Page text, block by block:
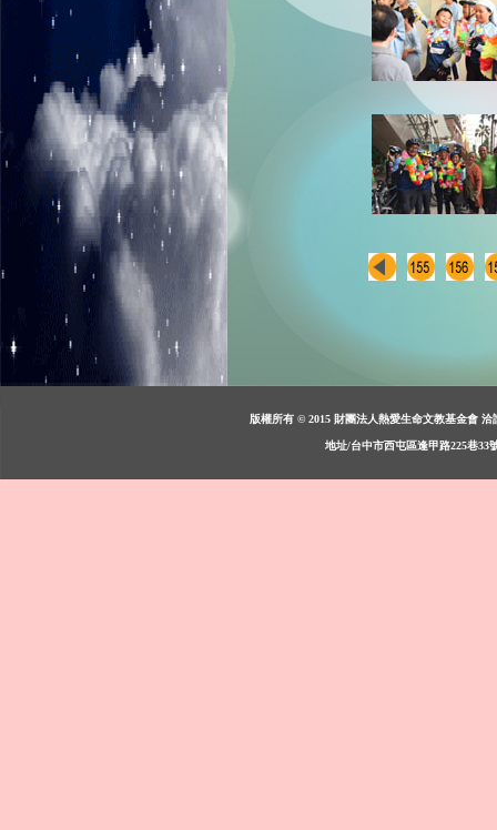
版權所有 © 2015 財團法人熱愛生命文教基金會
地址/台中市西屯區逢甲路225巷